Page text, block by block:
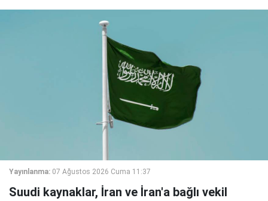
Yayınlanma: 07 Ağustos 2026 Cuma 11:37
Suudi kaynaklar, İran ve İran'a bağlı vekil